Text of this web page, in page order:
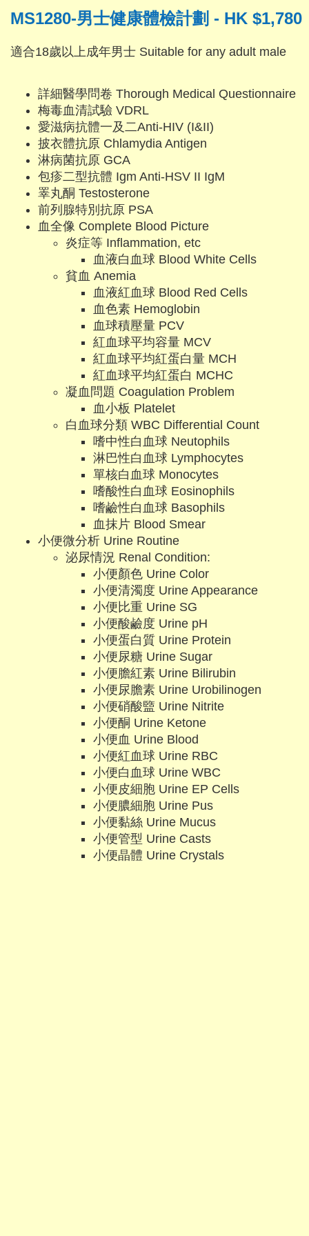
MS1280-男士健康體檢計劃 - HK $1,780
適合18歲以上成年男士 Suitable for any adult male
詳細醫學問卷 Thorough Medical Questionnaire
梅毒血清試驗 VDRL
愛滋病抗體一及二Anti-HIV (I&II)
披衣體抗原 Chlamydia Antigen
淋病菌抗原 GCA
包疹二型抗體 Igm Anti-HSV II IgM
睪丸酮 Testosterone
前列腺特別抗原 PSA
血全像 Complete Blood Picture
炎症等 Inflammation, etc
血液白血球 Blood White Cells
貧血 Anemia
血液紅血球 Blood Red Cells
血色素 Hemoglobin
血球積壓量 PCV
紅血球平均容量 MCV
紅血球平均紅蛋白量 MCH
紅血球平均紅蛋白 MCHC
凝血問題 Coagulation Problem
血小板 Platelet
白血球分類 WBC Differential Count
嗜中性白血球 Neutophils
淋巴性白血球 Lymphocytes
單核白血球 Monocytes
嗜酸性白血球 Eosinophils
嗜鹼性白血球 Basophils
血抹片 Blood Smear
小便微分析 Urine Routine
泌尿情況 Renal Condition:
小便顏色 Urine Color
小便清濁度 Urine Appearance
小便比重 Urine SG
小便酸鹼度 Urine pH
小便蛋白質 Urine Protein
小便尿糖 Urine Sugar
小便膽紅素 Urine Bilirubin
小便尿膽素 Urine Urobilinogen
小便硝酸盬 Urine Nitrite
小便酮 Urine Ketone
小便血 Urine Blood
小便紅血球 Urine RBC
小便白血球 Urine WBC
小便皮細胞 Urine EP Cells
小便膿細胞 Urine Pus
小便黏絲 Urine Mucus
小便管型 Urine Casts
小便晶體 Urine Crystals